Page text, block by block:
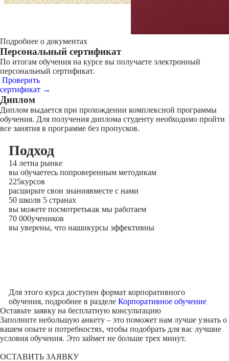
Подробнее о документах
Персональный сертификат
По итогам обучения на курсе вы получаете электронный
персональный сертификат.
Проверить
сертификат →
Диплом
Диплом выдается при прохождении комплексной программы
обучения. Для получения диплома студенту необходимо пройти
все занятия в программе без пропусков.
Подход
14 летна рынке
вы обучаетесь попроверенным методикам
225курсов
расширьте свои знаниявместе с нами
50 школв 5 странах
вы можете посмотретькак мы работаем
70 000учеников
вы уверены, что нашикурсы эффективны
Для этого курса доступен формат корпоративного
обучения, подробнее в разделе Корпоративное обучение
Оставьте заявку на бесплатную консультацию
Заполните небольшую анкету – это поможет нам лучше узнать о
вашем опыте и потребностях, чтобы подобрать для вас лучшие
условия обучения. Это займет не больше трех минут.
ОСТАВИТЬ ЗАЯВКУ